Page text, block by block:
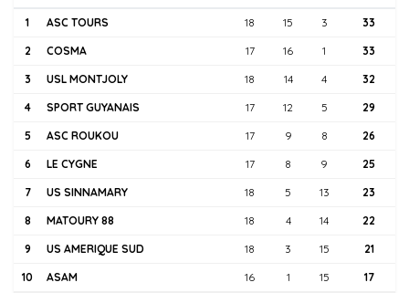
1 ASC TOURS 18 15 3 33
2 COSMA 17 16 1 33
3 USL MONTJOLY 18 14 4 32
4 SPORT GUYANAIS 17 12 5 29
5 ASC ROUKOU 17 9 8 26
6 LE CYGNE 17 8 9 25
7 US SINNAMARY 18 5 13 23
8 MATOURY 88 18 4 14 22
9 US AMERIQUE SUD 18 3 15 21
10 ASAM 16 1 15 17